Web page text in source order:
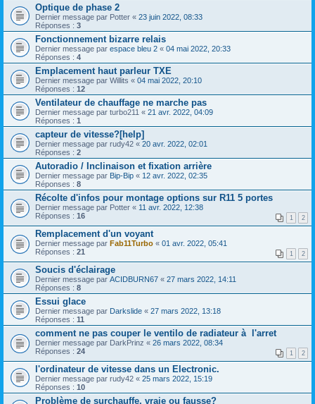
Optique de phase 2
Dernier message par Potter « 23 juin 2022, 08:33
Réponses : 3
Fonctionnement bizarre relais
Dernier message par espace bleu 2 « 04 mai 2022, 20:33
Réponses : 4
Emplacement haut parleur TXE
Dernier message par Willits « 04 mai 2022, 20:10
Réponses : 12
Ventilateur de chauffage ne marche pas
Dernier message par turbo211 « 21 avr. 2022, 04:09
Réponses : 1
capteur de vitesse?[help]
Dernier message par rudy42 « 20 avr. 2022, 02:01
Réponses : 2
Autoradio / Inclinaison et fixation arrière
Dernier message par Bip-Bip « 12 avr. 2022, 02:35
Réponses : 8
Récolte d'infos pour montage options sur R11 5 portes
Dernier message par Potter « 11 avr. 2022, 12:38
Réponses : 16 1 2
Remplacement d'un voyant
Dernier message par Fab11Turbo « 01 avr. 2022, 05:41
Réponses : 21 1 2
Soucis d'éclairage
Dernier message par ACIDBURN67 « 27 mars 2022, 14:11
Réponses : 8
Essui glace
Dernier message par Darkslide « 27 mars 2022, 13:18
Réponses : 11
comment ne pas couper le ventilo de radiateur à l'arret
Dernier message par DarkPrinz « 26 mars 2022, 08:34
Réponses : 24 1 2
l'ordinateur de vitesse dans un Electronic.
Dernier message par rudy42 « 25 mars 2022, 15:19
Réponses : 10
Problème de surchauffe, vraie ou fausse?